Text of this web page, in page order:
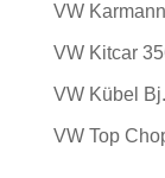
VW
VW Kitcar
VW Kübel
VW Top